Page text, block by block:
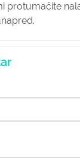
protumačite